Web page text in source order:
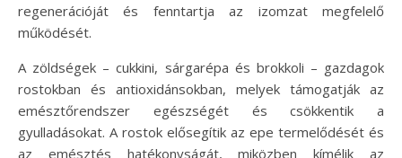
regenerációját és fenntartja az izomzat megfelelő
működését.
A zöldségek – cukkini, sárgarépa és brokkoli – gazdagok
rostokban és antioxidánsokban, melyek támogatják az
emésztőrendszer egészségét és csökkentik a
gyulladásokat. A rostok elősegítik az epe termelődését és
az emésztés hatékonyságát, miközben kímélik az